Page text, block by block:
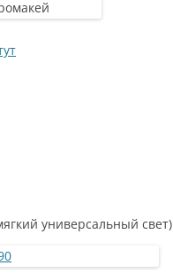
универсальный свет)